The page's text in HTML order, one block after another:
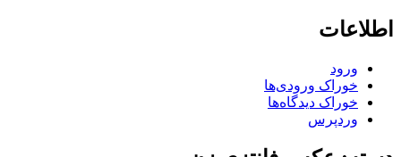
اطلاعات
ورود
خوراک ورودی‌ها
خوراک دیدگاه‌ها
وردپرس